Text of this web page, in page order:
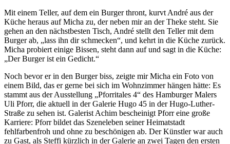
Mit einem Teller, auf dem ein Burger thront, kurvt André aus der
Küche heraus auf Micha zu, der neben mir an der Theke steht. Sie
gehen an den nächstbesten Tisch, André stellt den Teller mit dem
Burger ab, „lass ihn dir schmecken“, und kehrt in die Küche zurück.
Micha probiert einige Bissen, steht dann auf und sagt in die Küche:
„Der Burger ist ein Gedicht.“
Noch bevor er in den Burger biss, zeigte mir Micha ein Foto von
einem Bild, das er gerne bei sich im Wohnzimmer hängen hätte: Es
stammt aus der Ausstellung „Pforritales 4“ des Hamburger Malers
Uli Pforr, die aktuell in der Galerie Hugo 45 in der Hugo-Luther-
Straße zu sehen ist. Galerist Achim bescheinigt Pforr eine große
Karriere: Pforr bildet das Szeneleben seiner Heimatstadt
fehlfarbenfroh und ohne zu beschönigen ab. Der Künstler war auch
zu Gast, als Steffi kürzlich in der Galerie an zwei Tagen den ersten